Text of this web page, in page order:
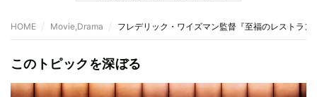
HOME Movie,Drama フレデリック・ワイズマン監督『至福のレストラ
このトピックを深ぼる